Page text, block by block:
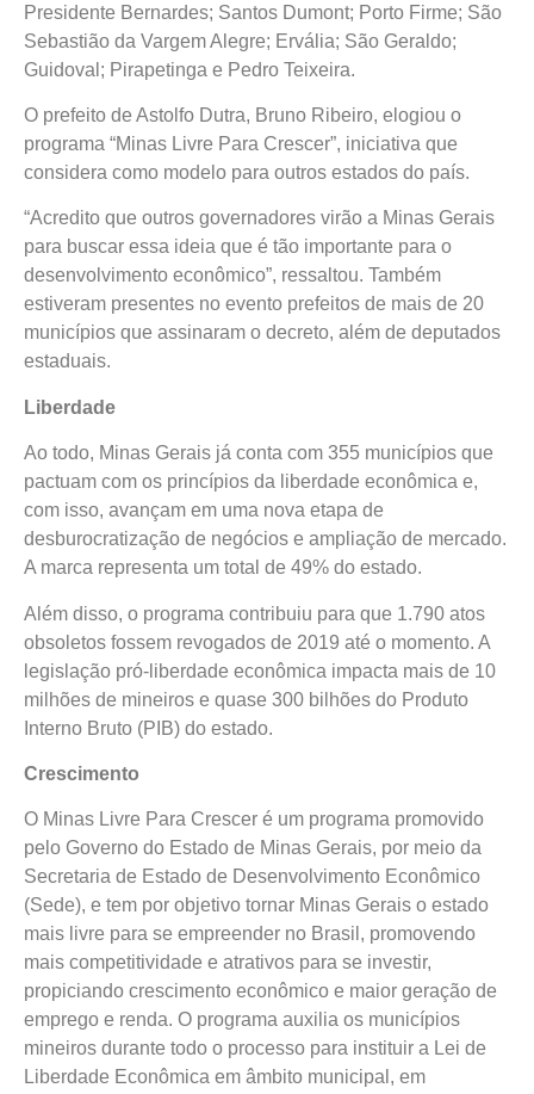
Presidente Bernardes; Santos Dumont; Porto Firme; São
Sebastião da Vargem Alegre; Ervália; São Geraldo;
Guidoval; Pirapetinga e Pedro Teixeira.
O prefeito de Astolfo Dutra, Bruno Ribeiro, elogiou o
programa “Minas Livre Para Crescer”, iniciativa que
considera como modelo para outros estados do país.
“Acredito que outros governadores virão a Minas Gerais
para buscar essa ideia que é tão importante para o
desenvolvimento econômico”, ressaltou. Também
estiveram presentes no evento prefeitos de mais de 20
municípios que assinaram o decreto, além de deputados
estaduais.
Liberdade
Ao todo, Minas Gerais já conta com 355 municípios que
pactuam com os princípios da liberdade econômica e,
com isso, avançam em uma nova etapa de
desburocratização de negócios e ampliação de mercado.
A marca representa um total de 49% do estado.
Além disso, o programa contribuiu para que 1.790 atos
obsoletos fossem revogados de 2019 até o momento. A
legislação pró-liberdade econômica impacta mais de 10
milhões de mineiros e quase 300 bilhões do Produto
Interno Bruto (PIB) do estado.
Crescimento
O Minas Livre Para Crescer é um programa promovido
pelo Governo do Estado de Minas Gerais, por meio da
Secretaria de Estado de Desenvolvimento Econômico
(Sede), e tem por objetivo tornar Minas Gerais o estado
mais livre para se empreender no Brasil, promovendo
mais competitividade e atrativos para se investir,
propiciando crescimento econômico e maior geração de
emprego e renda. O programa auxilia os municípios
mineiros durante todo o processo para instituir a Lei de
Liberdade Econômica em âmbito municipal, em